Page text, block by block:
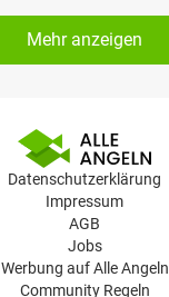
Mehr anzeigen
Datenschutzerklärung
Impressum
AGB
Jobs
Werbung auf Alle Angeln
Community Regeln